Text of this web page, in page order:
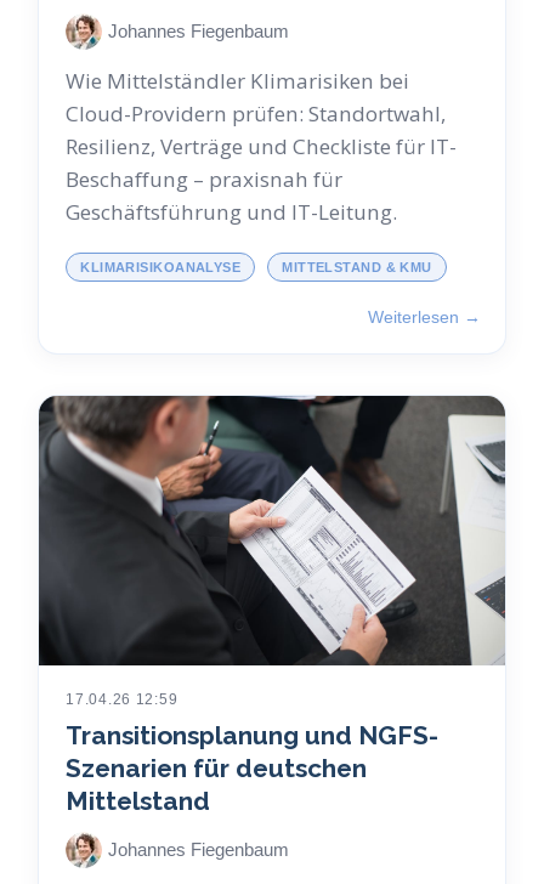
Johannes Fiegenbaum
Wie Mittelständler Klimarisiken bei
Cloud-Providern prüfen: Standortwahl,
Resilienz, Verträge und Checkliste für IT-
Beschaffung – praxisnah für
Geschäftsführung und IT-Leitung.
KLIMARISIKOANALYSE MITTELSTAND & KMU
Weiterlesen →
17.04.26 12:59
Transitionsplanung und NGFS-
Szenarien für deutschen
Mittelstand
Johannes Fiegenbaum